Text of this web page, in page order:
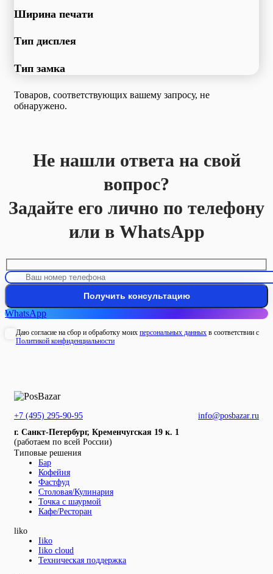
Ширина печати
Тип дисплея
Тип замка
Товаров, соответствующих вашему запросу, не
обнаружено.
Не нашли ответа на свой
вопрос?
Задайте его лично по телефону
или в WhatsApp
WhatsApp
Даю согласие на сбор и обработку моих персональных данных в соответствии с
Политикой конфиденциальности
+7 (495) 295-90-95
info@posbazar.ru
г. Санкт-Петербург, Кременчугская 19 к. 1
(работаем по всей России)
Типовые решения
Бар
Кофейня
Фастфуд
Столовая/Кулинария
Точка с шаурмой
Кафе/Ресторан
liko
Iiko
Iiko cloud
Техническая поддержка